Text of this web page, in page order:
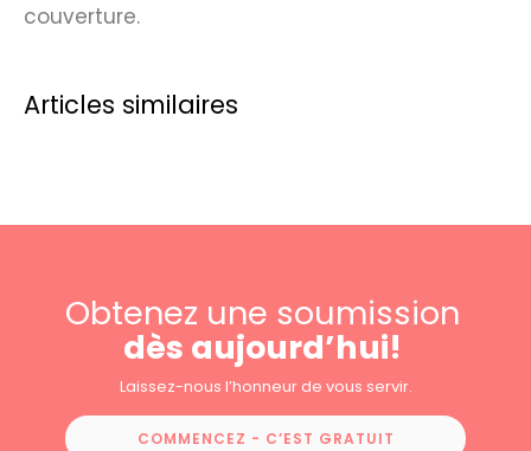
couverture.
Articles similaires
Obtenez une soumission
dès aujourd’hui!
Laissez-nous l’honneur de vous servir.
COMMENCEZ - C’EST GRATUIT